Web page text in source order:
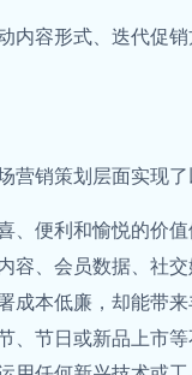
容形式、迭代促
销策划层面实现了
便利和愉悦的价值
、会员数据、社
成本低廉，却能带
、节日或新品上市